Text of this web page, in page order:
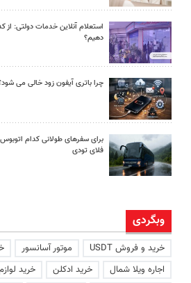
استعلام آنلاین خدمات دولتی: از
دهیم؟
چرا باتری آیفون زود خالی می شود؟ ۹ راهکار
برای سفرهای طولانی کدام
فلای تودی
وبگردی
خرید و فروش USDT موتور آسانسور
اجاره ویلا شمال
خرید ادکلن
خرید